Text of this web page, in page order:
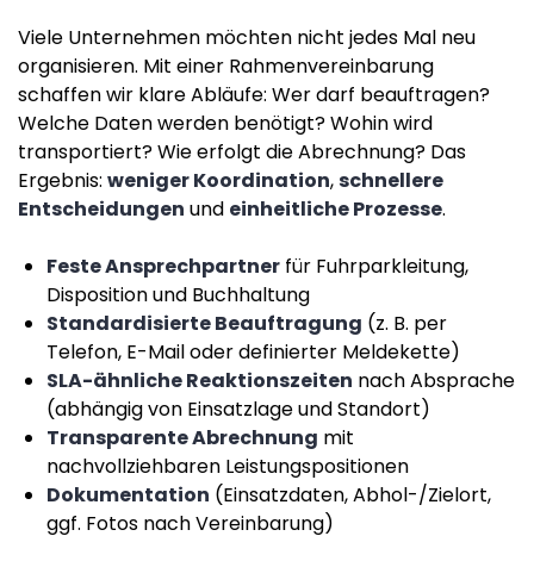
Viele Unternehmen möchten nicht jedes Mal neu
organisieren. Mit einer Rahmenvereinbarung
schaffen wir klare Abläufe: Wer darf beauftragen?
Welche Daten werden benötigt? Wohin wird
transportiert? Wie erfolgt die Abrechnung? Das
Ergebnis:weniger Koordination,schnellere
Entscheidungen und einheitliche Prozesse.
Feste Ansprechpartner für Fuhrparkleitung,
Disposition und Buchhaltung
Standardisierte Beauftragung (z. B. per
Telefon, E-Mail oder definierter Meldekette)
SLA-ähnliche Reaktionszeiten nach Absprache
(abhängig von Einsatzlage und Standort)
Transparente Abrechnung mit
nachvollziehbaren Leistungspositionen
Dokumentation (Einsatzdaten, Abhol-/Zielort,
ggf. Fotos nach Vereinbarung)